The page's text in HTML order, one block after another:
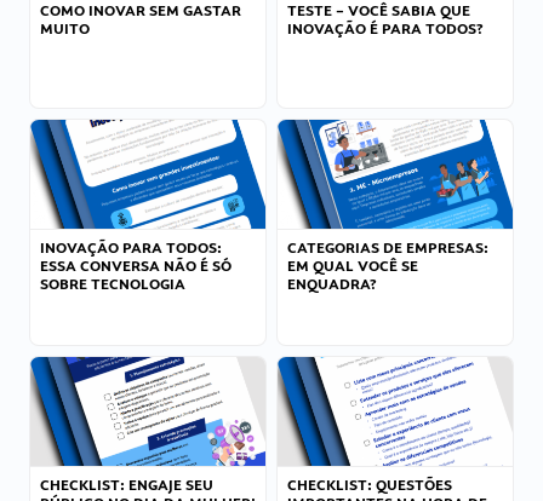
COMO INOVAR SEM GASTAR
MUITO
TESTE – VOCÊ SABIA QUE
INOVAÇÃO É PARA TODOS?
INOVAÇÃO PARA TODOS:
ESSA CONVERSA NÃO É SÓ
SOBRE TECNOLOGIA
CATEGORIAS DE EMPRESAS:
EM QUAL VOCÊ SE
ENQUADRA?
CHECKLIST: ENGAJE SEU
CHECKLIST: QUESTÕES